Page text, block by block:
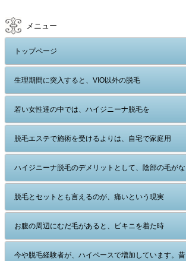
メニュー
トップページ
生理期間に突入すると、VIO以外の脱毛
若い女性達の中では、ハイジニーナ脱毛を
脱毛エステで施術を受けるよりは、自宅で家庭用
ハイジニーナ脱毛のデメリットとして、陰部の毛がな
脱毛とセットとも言えるのが、痛いという現実
お腹の周辺にむだ毛があると、ビキニを着た時
今や脱毛経験者が、ハイペースで増加しています。昔